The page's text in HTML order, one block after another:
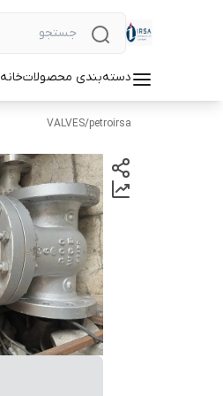
دسته‌بندی محصولاتخانه
petroirsa
/
VALVES